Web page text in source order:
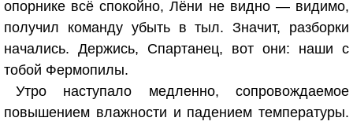
опорнике всё спокойно, Лёни не видно — видимо,
получил команду убыть в тыл. Значит, разборки
начались. Держись, Спартанец, вот они: наши с
тобой Фермопилы.
Утро наступало медленно, сопровождаемое
повышением влажности и падением температуры.